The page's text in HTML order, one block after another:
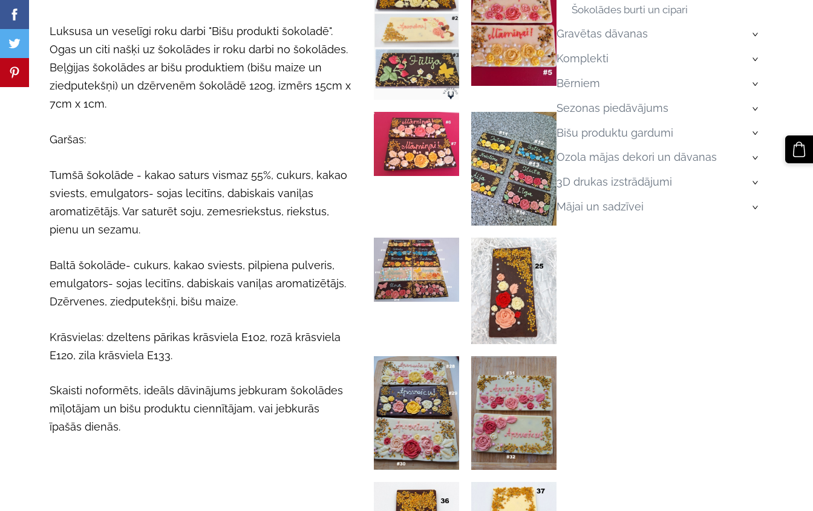
Šokolādes burti un cipari
Gravētas dāvanas ›
Komplekti ›
Bērniem ›
Sezonas piedāvājums ›
Bišu produktu gardumi ›
Ozola mājas dekori un dāvanas ›
3D drukas izstrādājumi ›
Mājai un sadzīvei ›
Luksusa un veselīgi roku darbi "Bišu produkti šokoladē".
Ogas un citi našķi uz šokolādes ir roku darbi no šokolādes.
Beļģijas šokolādes ar bišu produktiem (bišu maize un
ziedputekšņi) un dzērvenēm šokolādē 120g, izmērs 15cm x
7cm x 1cm.
Garšas:
Tumšā šokolāde - kakao saturs vismaz 55%, cukurs, kakao
sviests, emulgators- sojas lecitīns, dabiskais vaniļas
aromatizētājs. Var saturēt soju, zemesriekstus, riekstus,
pienu un sezamu.
Baltā šokolāde- cukurs, kakao sviests, pilpiena pulveris,
emulgators- sojas lecitīns, dabiskais vaniļas aromatizētājs.
Dzērvenes, ziedputekšņi, bišu maize.
Krāsvielas: dzeltens pārikas krāsviela E102, rozā krāsviela
E120, zila krāsviela E133.
Skaisti noformēts, ideāls dāvinājums jebkuram šokolādes
mīļotājam un bišu produktu ciennītājam, vai jebkurās
īpašās dienās.